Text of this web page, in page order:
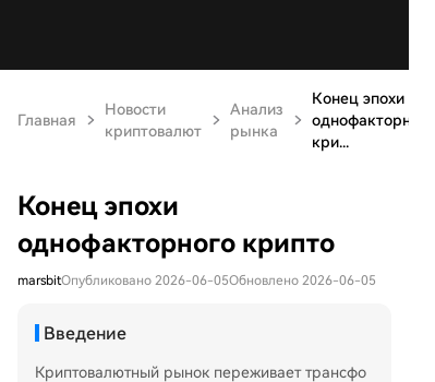
Главная
Новости
криптовалют
Анализ
рынка
Конец эпохи
однофакторного
кри...
Конец эпохи
однофакторного крипто
marsbitОпубликовано 2026-06-05Обновлено 2026-06-05
Введение
Криптовалютный рынок переживает трансфо